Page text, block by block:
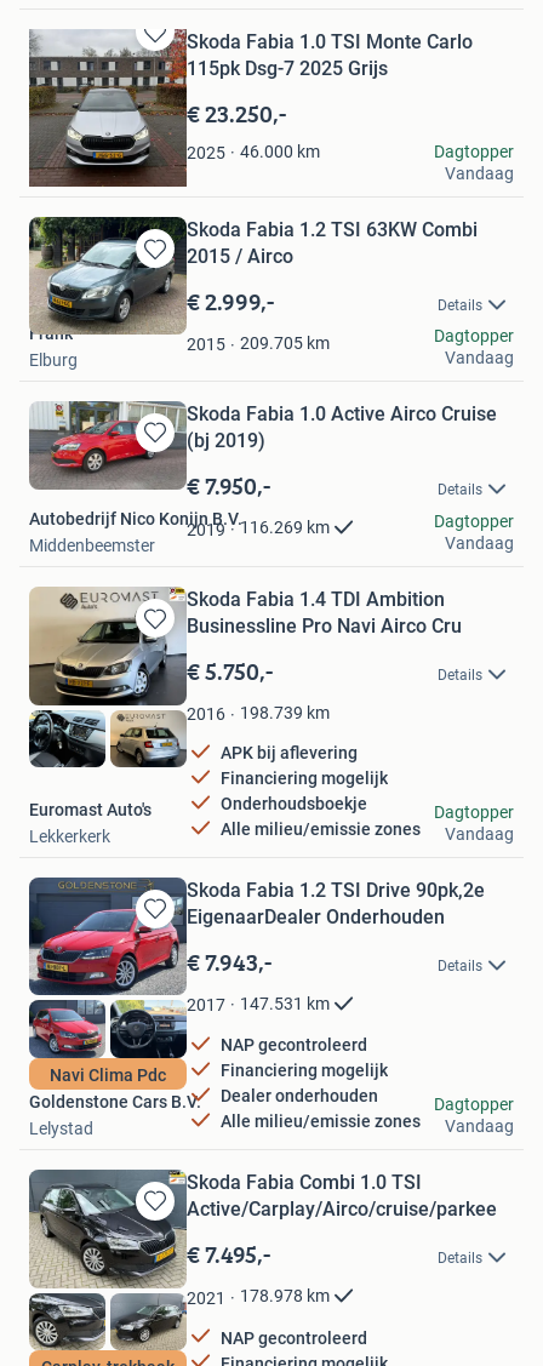
Bewaren
in
Mijn
Favorieten
Skoda Fabia 1.0 TSI Monte Carlo
115pk Dsg-7 2025 Grijs
€ 23.250,-
2025 46.000 km
Prestigeauto’s
's-Hertogenbosch
Dagtopper
Vandaag
Bewaren
in
Mijn
Favorieten
Skoda Fabia 1.2 TSI 63KW Combi
2015 / Airco
€ 2.999,- Details
2015 209.705 km
Frank
Elburg
Dagtopper
Vandaag
Bewaren
in
Favorieten
Skoda Fabia 1.0 Active Airco Cruise
(bj 2019)
€ 7.950,- Details
2019 116.269 km
Autobedrijf Nico Konijn B.V.
Middenbeemster
Dagtopper
Vandaag
Bewaren
in
Mijn
Favorieten
Skoda Fabia 1.4 TDI Ambition
Businessline Pro Navi Airco Cru
€ 5.750,- Details
2016 198.739 km
APK bij aflevering
Financiering mogelijk
Onderhoudsboekje
Alle milieu/emissie zones
Euromast Auto's
Lekkerkerk
Dagtopper
Vandaag
Bewaren
in
Mijn
Favorieten
Navi Clima Pdc
Skoda Fabia 1.2 TSI Drive 90pk,2e
EigenaarDealer Onderhouden
€ 7.943,- Details
2017 147.531 km
NAP gecontroleerd
Financiering mogelijk
Dealer onderhouden
Alle milieu/emissie zones
Goldenstone Cars B.V.
Lelystad
Dagtopper
Vandaag
Bewaren
in
Mijn
Favorieten
Skoda Fabia Combi 1.0 TSI
Active/Carplay/Airco/cruise/parkee
€ 7.495,- Details
2021 178.978 km
NAP gecontroleerd